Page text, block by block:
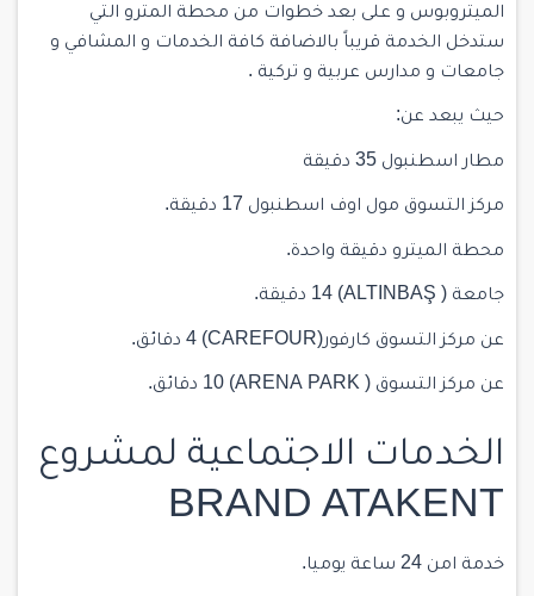
الميتروبوس و على بعد خطوات من محطة المترو التي
ستدخل الخدمة قريباً بالاضافة كافة الخدمات و المشافي و
جامعات و مدارس عربية و تركية .
حيث يبعد عن:
مطار اسطنبول 35 دقيقة
مركز التسوق مول اوف اسطنبول 17 دقيقة.
محطة الميترو دقيقة واحدة.
جامعة ( ALTINBAŞ) 14 دقيقة.
عن مركز التسوق كارفور(CAREFOUR) 4 دقائق.
عن مركز التسوق ( ARENA PARK) 10 دقائق.
الخدمات الاجتماعية لمشروع
BRAND ATAKENT
خدمة امن 24 ساعة يوميا.